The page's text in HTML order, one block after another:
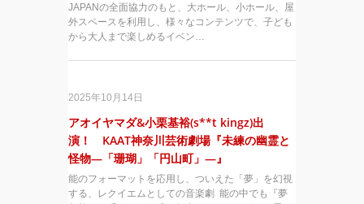
JAPANの全面協力のもと、大ホール、小ホール、屋
外スペースを利用し、様々なコンテンツで、子ども
から大人まで楽しめるイベン…
2025年10月14日
アオイヤマダ&小栗基裕(s**t kingz)出
演！ KAAT神奈川芸術劇場『未練の幽霊と
怪物―「珊瑚」「円山町」―』
能のフォーマットを応用し、ついえた「夢」を幻視
する、レクイエムとしての音楽劇 能の中でも『夢